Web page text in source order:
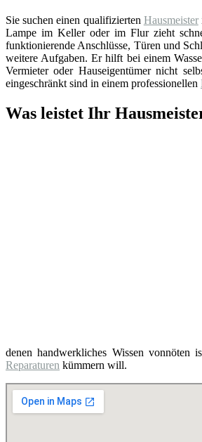
Sie suchen einen qualifizierten Hausmeister
Lampe im Keller oder im Flur zieht
funktionierende Anschlüsse, Türen und
weitere Aufgaben. Er hilft bei einem
Vermieter oder Hauseigentümer nicht
eingeschränkt sind in einem professionellen
Was leistet Ihr
denen handwerkliches Wissen vonnöten
Reparaturen kümmern will.